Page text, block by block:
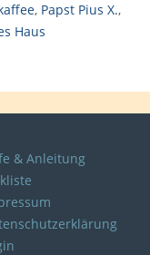
, Papst Pius X.,
Haus
& Anleitung